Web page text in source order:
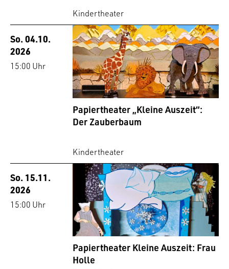
Kindertheater
So. 04.10.
2026
15:00 Uhr
Papiertheater „Kleine Auszeit“:
Der Zauberbaum
Kindertheater
So. 15.11.
2026
15:00 Uhr
Papiertheater Kleine Auszeit: Frau
Holle